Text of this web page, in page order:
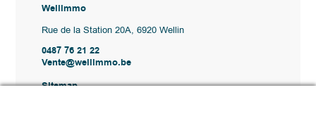
Wellimmo
Rue de la Station 20A, 6920 Wellin
0487 76 21 22
Vente@wellimmo.be
Sitemap